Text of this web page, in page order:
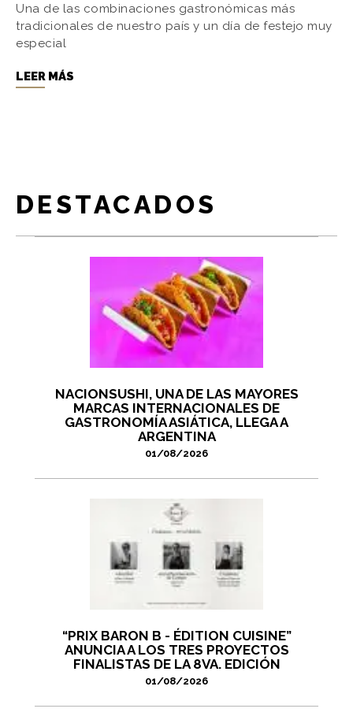
Una de las combinaciones gastronómicas más
tradicionales de nuestro país y un día de festejo muy
especial
LEER MÁS
DESTACADOS
NACIONSUSHI, UNA DE LAS MAYORES
MARCAS INTERNACIONALES DE
GASTRONOMÍA ASIÁTICA, LLEGA A
ARGENTINA
01/08/2026
“PRIX BARON B - ÉDITION CUISINE”
ANUNCIA A LOS TRES PROYECTOS
FINALISTAS DE LA 8VA. EDICIÓN
01/08/2026